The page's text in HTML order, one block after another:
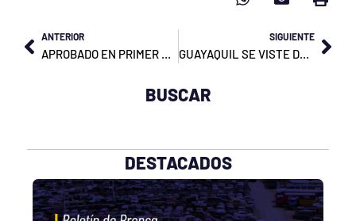
Prev
ANTERIOR
APROBADO EN PRIMER DEBATE LA ORDENANZA QUE REGULA LAS TARIFAS DEL TRANSPORTE PUBLICO URBANO
SIGUIENTE
GUAYAQUIL SE VISTE DE FIESTA: DESPLIEGUE ESPECIAL DE LA ATM POR EL PREGON CIVICO
BUSCAR
DESTACADOS